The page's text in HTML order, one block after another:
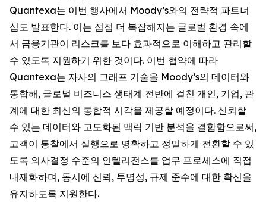
Quantexa는 이번 행사에서 Moody’s와의 전략적 파트너
십도 발표한다. 이는 점점 더 복잡해지는 글로벌 환경 속에
서 금융기관이 리스크를 보다 효과적으로 이해하고 관리할
수 있도록 지원하기 위한 것이다. 이번 협약에 따라
Quantexa는 자사의 그래프 기술을 Moody’s의 데이터와
통합해, 글로벌 비즈니스 생태계 전반에 걸친 개인, 기업, 관
계에 대한 최신의 통합적 시각을 제공할 예정이다. 신뢰할
수 있는 데이터와 고도화된 맥락 기반 분석을 결합함으로써,
고객이 통찰에서 실행으로 명확하고 정밀하게 전환할 수 있
도록 의사결정 수준의 인텔리전스를 업무 프로세스에 직접
내재화하며, 동시에 신뢰, 투명성, 규제 준수에 대한 확신을
유지하도록 지원한다.